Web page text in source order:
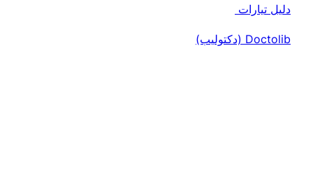
دليل تيارات
Doctolib (دكتوليب)